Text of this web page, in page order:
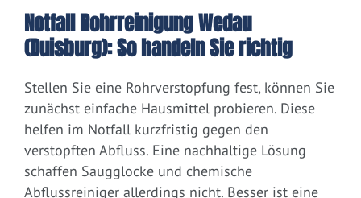
Notfall Rohrreinigung Wedau
(Duisburg): So handeln Sie richtig
Stellen Sie eine Rohrverstopfung fest, können Sie
zunächst einfache Hausmittel probieren. Diese
helfen im Notfall kurzfristig gegen den
verstopften Abfluss. Eine nachhaltige Lösung
schaffen Saugglocke und chemische
Abflussreiniger allerdings nicht. Besser ist eine